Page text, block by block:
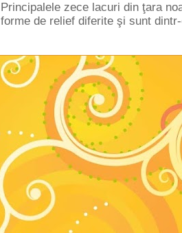
Principalele zece lacuri din ţara
forme de relief diferite şi sunt